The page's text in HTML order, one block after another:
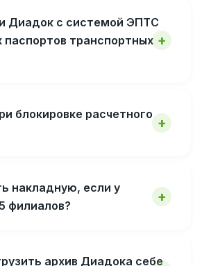
Диадок с системой ЭПТС
паспортов транспортных
блокировке расчетного
накладную, если у
филиалов?
архив Диадока себе